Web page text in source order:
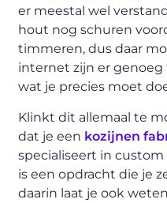
er meestal wel
hout nog schuren
timmeren, dus daar
internet zijn er
wat je precies moet
Klinkt dit allemaal te
dat je een kozijnen
specialiseert in
is een opdracht die je
daarin laat je ook